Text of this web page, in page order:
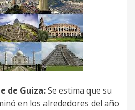
de Guiza:Se estima que su
en los alrededores del año